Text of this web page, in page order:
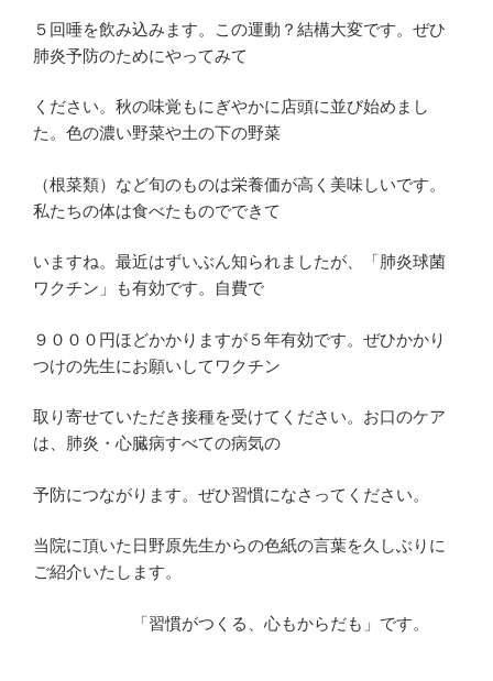
５回唾を飲み込みます。この運動？結構大変です。ぜひ
肺炎予防のためにやってみて
ください。秋の味覚もにぎやかに店頭に並び始めまし
た。色の濃い野菜や土の下の野菜
（根菜類）など旬のものは栄養価が高く美味しいです。
私たちの体は食べたものでできて
いますね。最近はずいぶん知られましたが、「肺炎球菌
ワクチン」も有効です。自費で
９０００円ほどかかりますが５年有効です。ぜひかかり
つけの先生にお願いしてワクチン
取り寄せていただき接種を受けてください。お口のケア
は、肺炎・心臓病すべての病気の
予防につながります。ぜひ習慣になさってください。
当院に頂いた日野原先生からの色紙の言葉を久しぶりに
ご紹介いたします。
「習慣がつくる、心もからだも」です。